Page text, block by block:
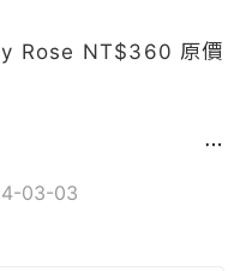
Rose NT$360 原價
03-03